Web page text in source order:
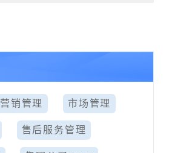
营销管理 市场管理
售后服务管理